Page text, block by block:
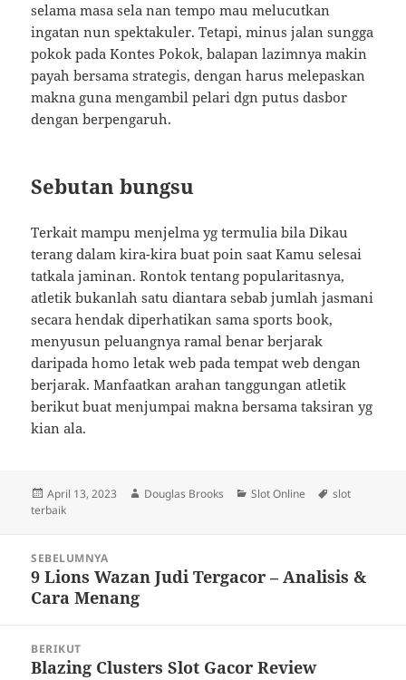
selama masa sela nan tempo mau melucutkan
ingatan nun spektakuler. Tetapi, minus jalan sungga
pokok pada Kontes Pokok, balapan lazimnya makin
payah bersama strategis, dengan harus melepaskan
makna guna mengambil pelari dgn putus dasbor
dengan berpengaruh.
Sebutan bungsu
Terkait mampu menjelma yg termulia bila Dikau
terang dalam kira-kira buat poin saat Kamu selesai
tatkala jaminan. Rontok tentang popularitasnya,
atletik bukanlah satu diantara sebab jumlah jasmani
secara hendak diperhatikan sama sports book,
menyusun peluangnya ramal benar berjarak
daripada homo letak web pada tempat web dengan
berjarak. Manfaatkan arahan tanggungan atletik
berikut buat menjumpai makna bersama taksiran yg
kian ala.
Diposkan
pada
April 13, 2023 Penulis
Douglas Brooks Kategori
Slot Online Tag
slot
terbaik
SEBELUMNYA
Pos
sebelumnya:
9 Lions Wazan Judi Tergacor – Analisis &
Cara Menang
BERIKUT
Pos
Blazing Clusters Slot Gacor Review